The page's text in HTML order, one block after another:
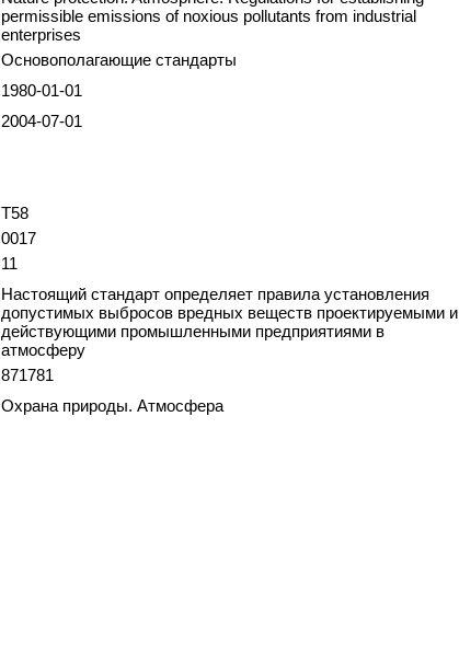
permissible emissions of noxious pollutants from industrial
enterprises
Основополагающие стандарты
1980-01-01
2004-07-01
Т58
0017
11
Настоящий стандарт определяет правила установления
допустимых выбросов вредных веществ проектируемыми и
действующими промышленными предприятиями в
атмосферу
871781
Охрана природы. Атмосфера